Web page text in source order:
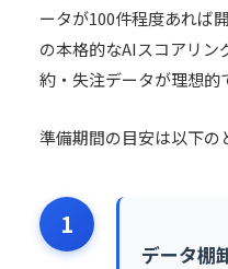
ータが100件程度あれば
の本格的なAIスコアリン
約・失注データが理想的
準備期間の目安は以下の
1
データ棚